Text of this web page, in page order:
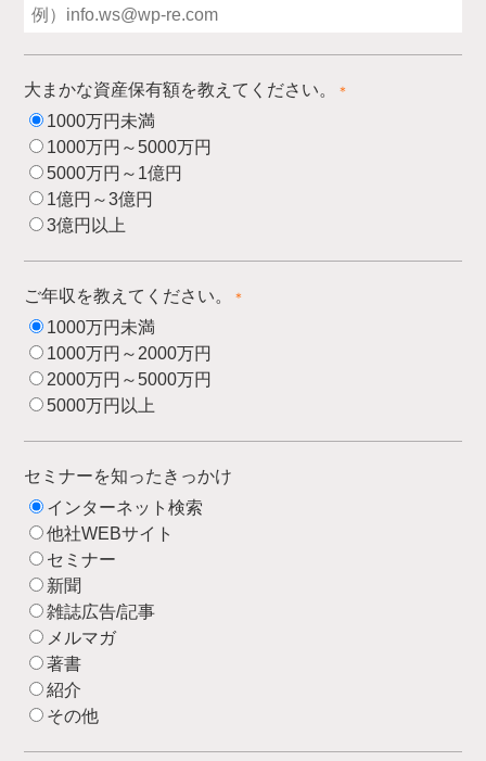
大まかな資産保有額を教えてください。 ＊
1000万円未満
1000万円～5000万円
5000万円～1億円
1億円～3億円
3億円以上
ご年収を教えてください。 ＊
1000万円未満
1000万円～2000万円
2000万円～5000万円
5000万円以上
セミナーを知ったきっかけ
インターネット検索
他社WEBサイト
セミナー
新聞
雑誌広告/記事
メルマガ
著書
紹介
その他